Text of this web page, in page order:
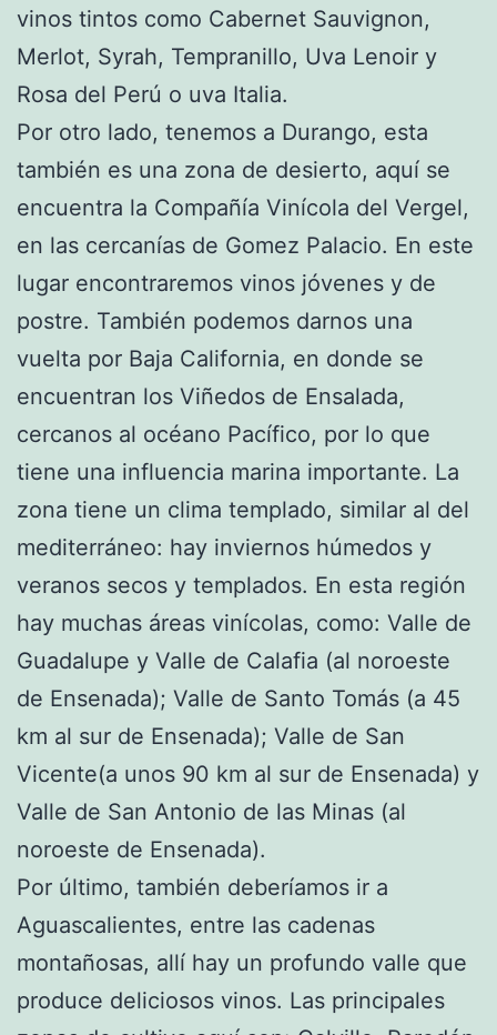
vinos tintos como Cabernet Sauvignon,
Merlot, Syrah, Tempranillo, Uva Lenoir y
Rosa del Perú o uva Italia.
Por otro lado, tenemos a Durango, esta
también es una zona de desierto, aquí se
encuentra la Compañía Vinícola del Vergel,
en las cercanías de Gomez Palacio. En este
lugar encontraremos vinos jóvenes y de
postre. También podemos darnos una
vuelta por Baja California, en donde se
encuentran los Viñedos de Ensalada,
cercanos al océano Pacífico, por lo que
tiene una influencia marina importante. La
zona tiene un clima templado, similar al del
mediterráneo: hay inviernos húmedos y
veranos secos y templados. En esta región
hay muchas áreas vinícolas, como: Valle de
Guadalupe y Valle de Calafia (al noroeste
de Ensenada); Valle de Santo Tomás (a 45
km al sur de Ensenada); Valle de San
Vicente(a unos 90 km al sur de Ensenada) y
Valle de San Antonio de las Minas (al
noroeste de Ensenada).
Por último, también deberíamos ir a
Aguascalientes, entre las cadenas
montañosas, allí hay un profundo valle que
produce deliciosos vinos. Las principales